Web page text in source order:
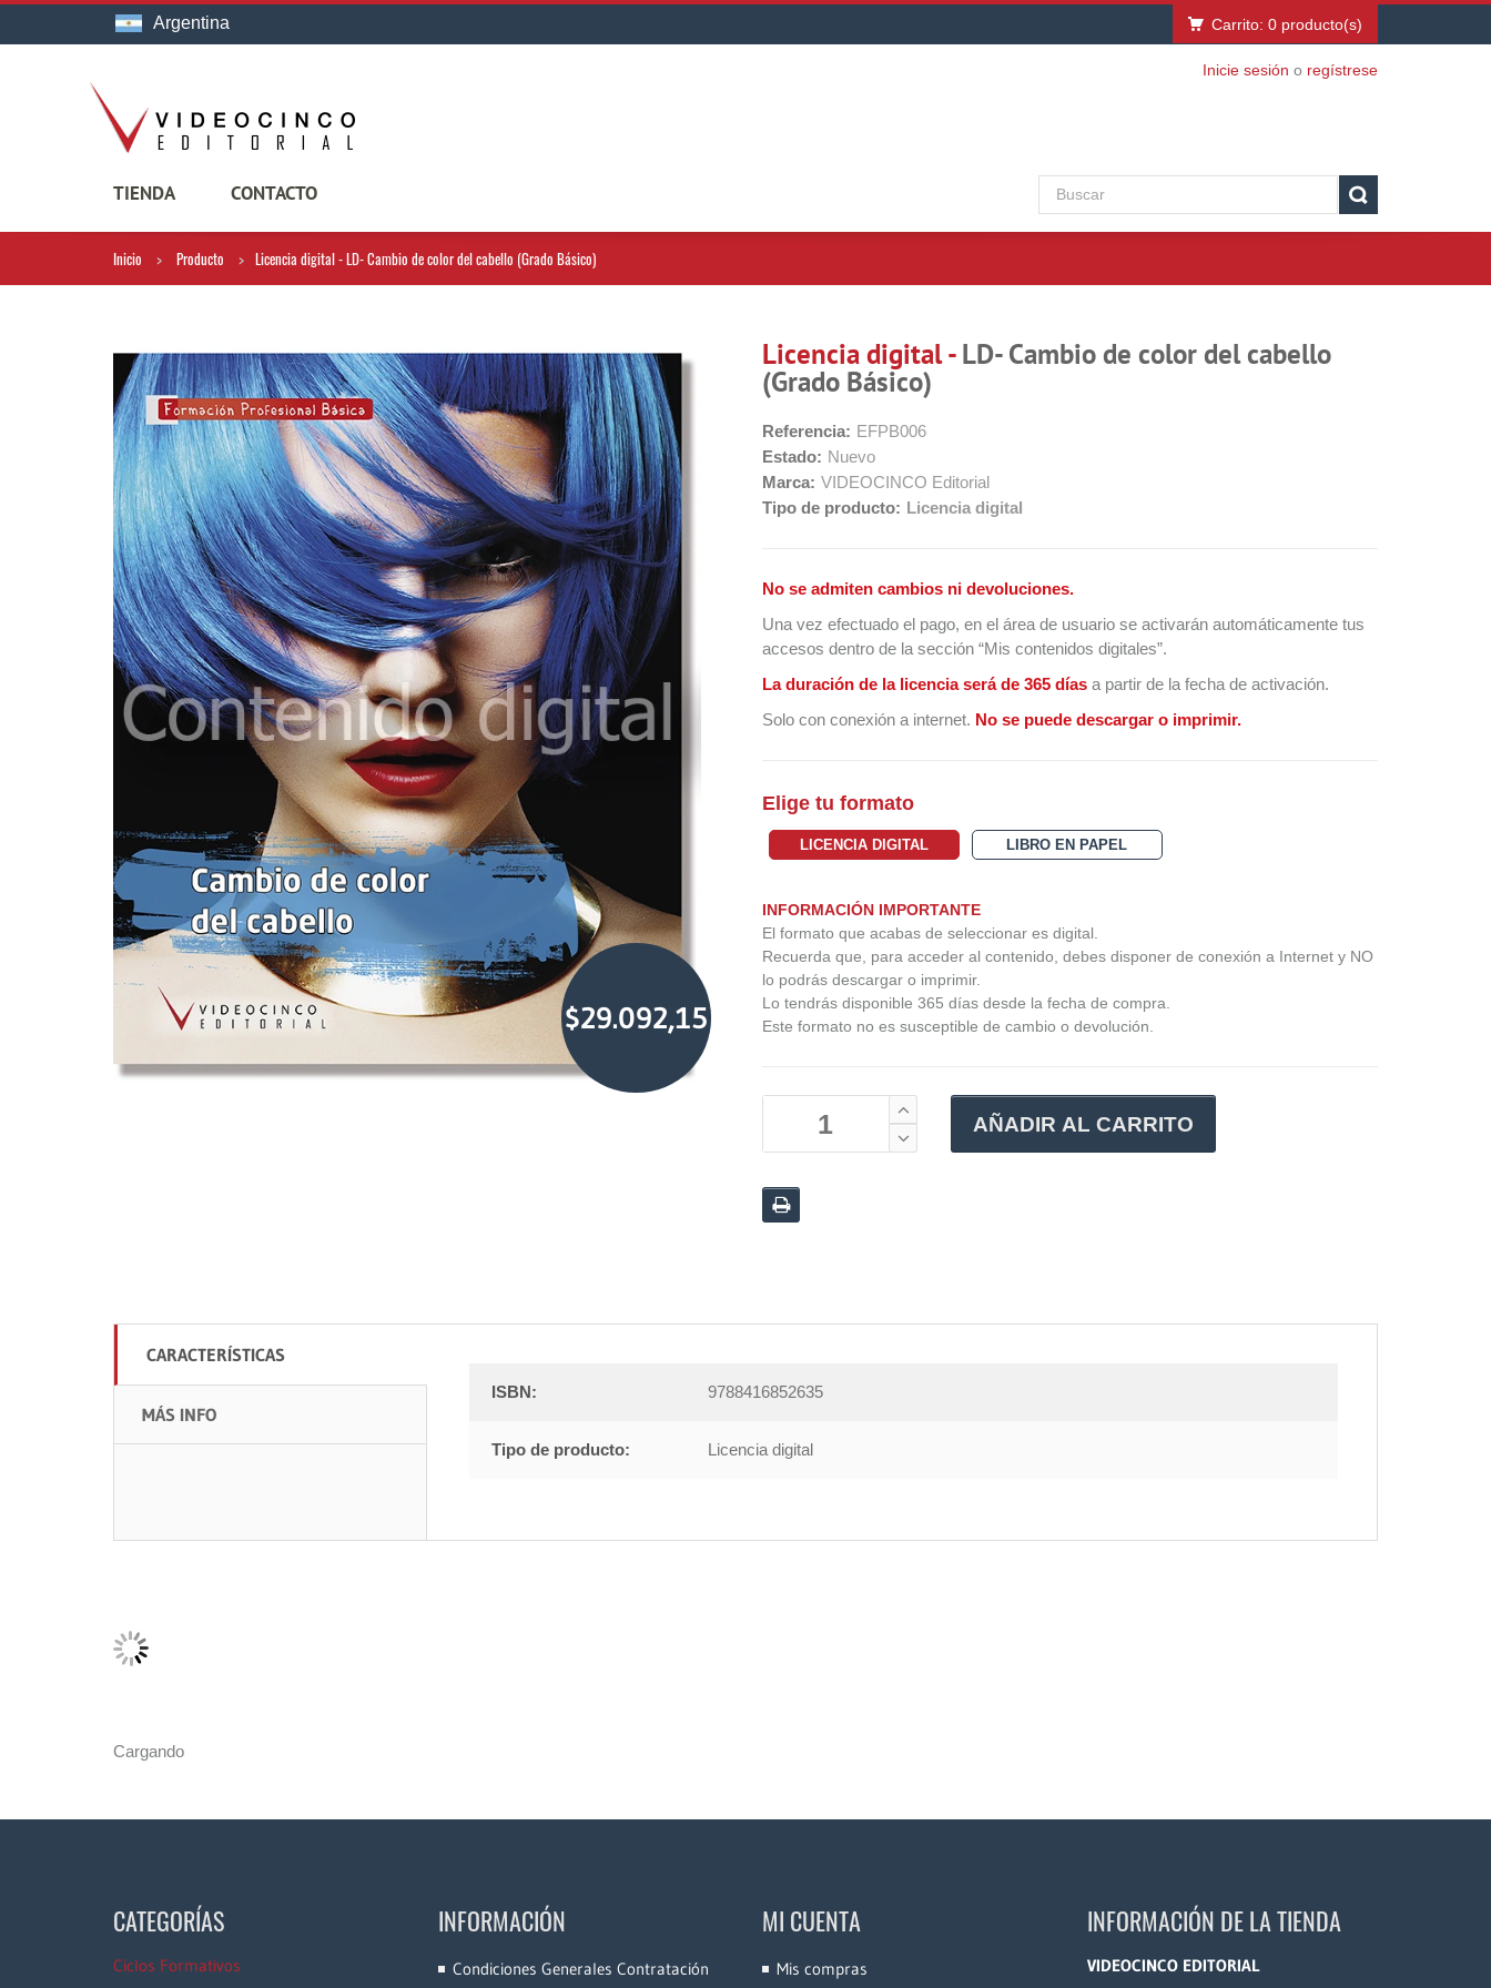
Argentina Carrito: 0 producto(s)
Inicie sesión o regístrese
TIENDA CONTACTO
Inicio Producto Licencia digital - LD- Cambio de color del cabello (Grado Básico)
$29.092,15
Licencia digital -LD- Cambio de color del cabello
(Grado Básico)
Referencia: EFPB006
Estado: Nuevo
Marca: VIDEOCINCO Editorial
Tipo de producto: Licencia digital
No se admiten cambios ni devoluciones.
Una vez efectuado el pago, en el área de usuario se activarán automáticamente tus
accesos dentro de la sección “Mis contenidos digitales”.
La duración de la licencia será de 365 días a partir de la fecha de activación.
Solo con conexión a internet. No se puede descargar o imprimir.
Elige tu formato
LICENCIA DIGITAL LIBRO EN PAPEL
INFORMACIÓN IMPORTANTE
El formato que acabas de seleccionar es digital.
Recuerda que, para acceder al contenido, debes disponer de conexión a Internet y NO
lo podrás descargar o imprimir.
Lo tendrás disponible 365 días desde la fecha de compra.
Este formato no es susceptible de cambio o devolución.
AÑADIR AL CARRITO
CARACTERÍSTICAS
MÁS INFO
ISBN: 9788416852635
Tipo de producto: Licencia digital
Cargando
CATEGORÍAS
Ciclos Formativos
INFORMACIÓN
Condiciones Generales Contratación
MI CUENTA
Mis compras
INFORMACIÓN DE LA TIENDA
VIDEOCINCO EDITORIAL